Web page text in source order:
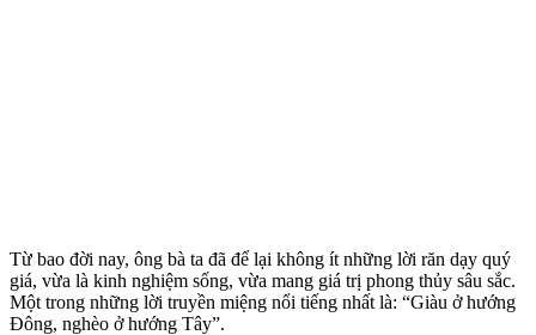
Từ bao đời nay, ông bà ta đã để lại không ít những lời răn dạy quý
giá, vừa là kinh nghiệm sống, vừa mang giá trị phong thủy sâu sắc.
Một trong những lời truyền miệng nổi tiếng nhất là: “Giàu ở hướng
Đông, nghèo ở hướng Tây”.